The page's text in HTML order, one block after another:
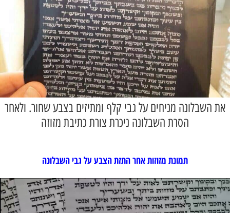
את השבלונה מניחים על גבי קלף ומתיזים בצבע שחור. ולאחר
הסרת השבלונה ניכרת צורת כתיבת מזוזה
תמונת מזוזות אחר התזת הצבע על גבי השבלונה